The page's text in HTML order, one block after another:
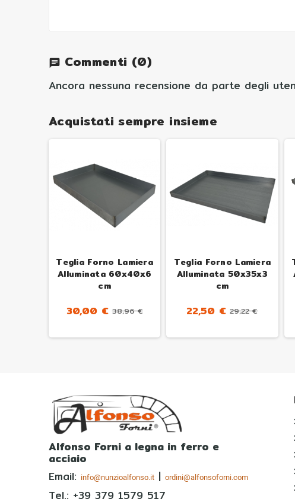
chat Commenti (0)
Ancora nessuna recensione da parte degli
Acquistati sempre insieme
Teglia Forno Lamiera
Alluminata 60x40x6
cm
30,00 € 38,96 €
Teglia Forno Lamiera
Alluminata 50x35x3
cm
22,50 € 29,22 €
Alfonso Forni a legna in ferro e
acciaio
Email: info@nunzioalfonso.it | ordini@alfonsoforni.com
Tel.: +39 379 1579 517